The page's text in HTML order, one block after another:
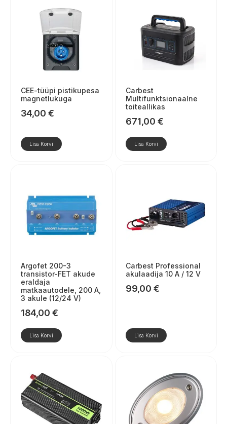
CEE-tüüpi pistikupesa
magnetlukuga
34,00 €
Lisa Korvi
Carbest
Multifunktsionaalne
toiteallikas
671,00 €
Lisa Korvi
Argofet 200-3
transistor-FET akude
eraldaja
matkaautodele, 200 A,
3 akule (12/24 V)
184,00 €
Lisa Korvi
Carbest Professional
akulaadija 10 A / 12 V
99,00 €
Lisa Korvi